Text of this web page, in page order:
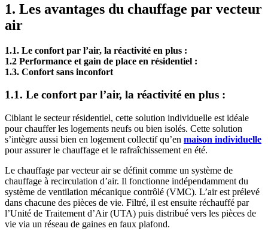
1. Les avantages du chauffage par vecteur
air
1.1. Le confort par l’air, la réactivité en plus :
1.2 Performance et gain de place en résidentiel :
1.3. Confort sans inconfort
1.1. Le confort par l’air, la réactivité en plus :
Ciblant le secteur résidentiel, cette solution individuelle est idéale
pour chauffer les logements neufs ou bien isolés. Cette solution
s’intègre aussi bien en logement collectif qu’en maison individuelle
pour assurer le chauffage et le rafraîchissement en été.
Le chauffage par vecteur air se définit comme un système de
chauffage à recirculation d’air. Il fonctionne indépendamment du
système de ventilation mécanique contrôlé (VMC). L’air est prélevé
dans chacune des pièces de vie. Filtré, il est ensuite réchauffé par
l’Unité de Traitement d’Air (UTA) puis distribué vers les pièces de
vie via un réseau de gaines en faux plafond.